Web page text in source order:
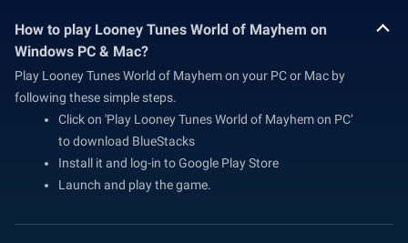
How to play Looney Tunes World of Mayhem on
Windows PC & Mac?
Play Looney Tunes World of Mayhem on your PC or Mac by
following these simple steps.
Click on 'Play Looney Tunes World of Mayhem on PC’
to download BlueStacks
Install it and log-in to Google Play Store
Launch and play the game.